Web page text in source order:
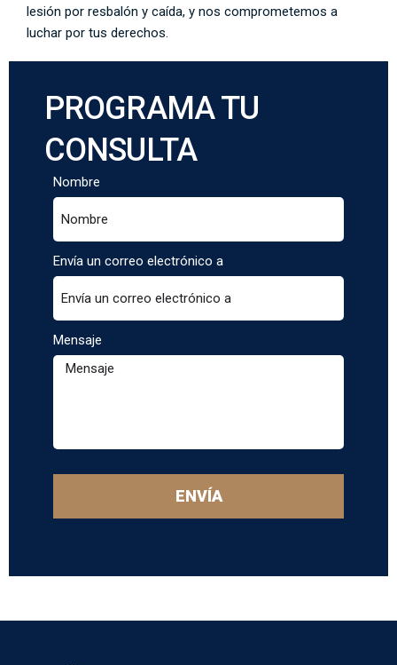
lesión por resbalón y caída, y nos comprometemos a
luchar por tus derechos.
PROGRAMA TU
CONSULTA
Nombre
Envía un correo electrónico a
Mensaje
ENVÍA